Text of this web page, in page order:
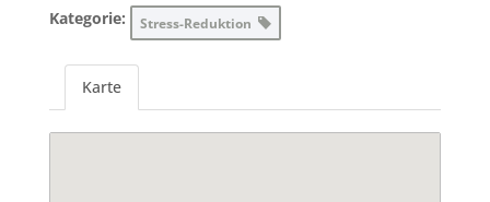
Kategorie: Stress-Reduktion
Karte